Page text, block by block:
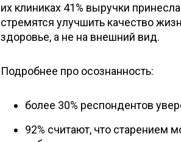
их клиниках 41% выручки
стремятся улучшить качество
здоровье, а не на внешний вид.
Подробнее про осознанность:
более 30% респондентов
92% считают, что старением